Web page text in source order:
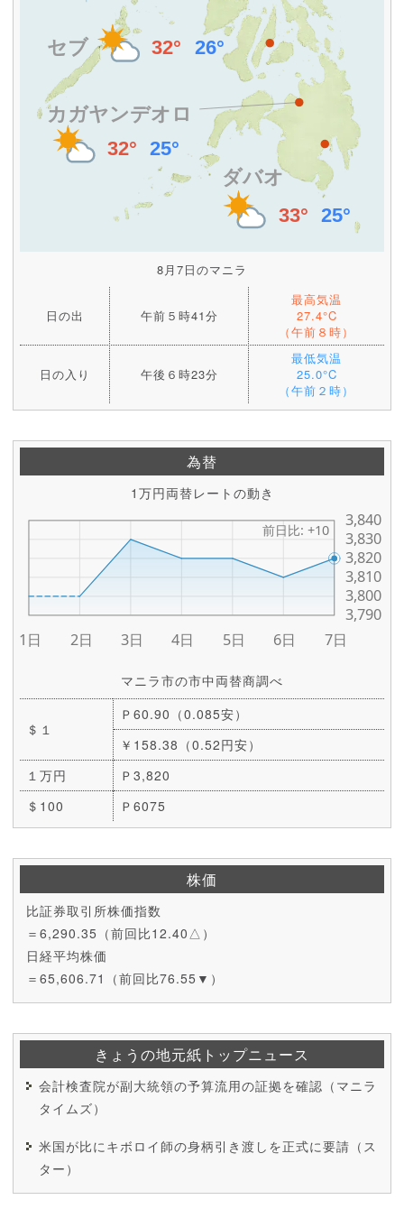
8月7日のマニラ
日の出 午前５時41分
最高気温
27.4°C
（午前８時）
日の入り 午後６時23分
最低気温
25.0°C
（午前２時）
為替
1万円両替レートの動き
マニラ市の市中両替商調べ
＄１
Ｐ60.90（0.085安）
￥158.38（0.52円安）
１万円
Ｐ3,820
＄100
Ｐ6075
株価
比証券取引所株価指数
＝6,290.35（前回比12.40△）
日経平均株価
＝65,606.71（前回比76.55▼）
きょうの地元紙トップニュース
会計検査院が副大統領の予算流用の証拠を確認（マニラ
タイムズ）
米国が比にキボロイ師の身柄引き渡しを正式に要請（ス
ター）